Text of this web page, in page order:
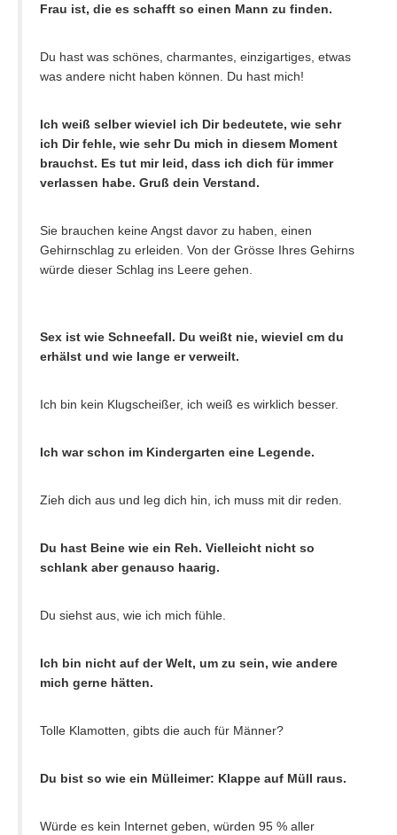
Frau ist, die es schafft so einen Mann zu finden.
Du hast was schönes, charmantes, einzigartiges, etwas
was andere nicht haben können. Du hast mich!
Ich weiß selber wieviel ich Dir bedeutete, wie sehr
ich Dir fehle, wie sehr Du mich in diesem Moment
brauchst. Es tut mir leid, dass ich dich für immer
verlassen habe. Gruß dein Verstand.
Sie brauchen keine Angst davor zu haben, einen
Gehirnschlag zu erleiden. Von der Grösse Ihres Gehirns
würde dieser Schlag ins Leere gehen.
Sex ist wie Schneefall. Du weißt nie, wieviel cm du
erhälst und wie lange er verweilt.
Ich bin kein Klugscheißer, ich weiß es wirklich besser.
Ich war schon im Kindergarten eine Legende.
Zieh dich aus und leg dich hin, ich muss mit dir reden.
Du hast Beine wie ein Reh. Vielleicht nicht so
schlank aber genauso haarig.
Du siehst aus, wie ich mich fühle.
Ich bin nicht auf der Welt, um zu sein, wie andere
mich gerne hätten.
Tolle Klamotten, gibts die auch für Männer?
Du bist so wie ein Mülleimer: Klappe auf Müll raus.
Würde es kein Internet geben, würden 95 % aller